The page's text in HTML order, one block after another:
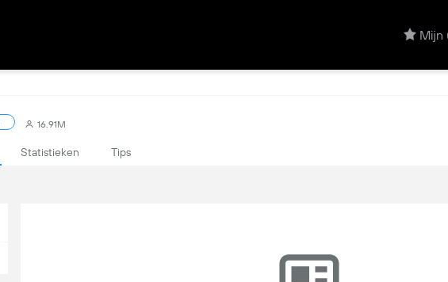
Mijn
16.91M
Statistieken Tips